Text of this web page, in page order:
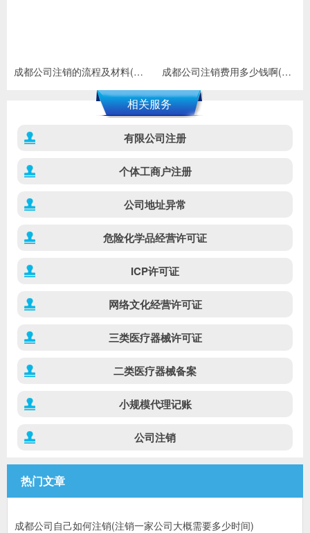
成都公司注销的流程及材料(公司注销去哪里办) 成都公司注销费用多少钱啊(公司注销代办一般多少钱)
相关服务
有限公司注册
个体工商户注册
公司地址异常
危险化学品经营许可证
ICP许可证
网络文化经营许可证
三类医疗器械许可证
二类医疗器械备案
小规模代理记账
公司注销
热门文章
成都公司自己如何注销(注销一家公司大概需要多少时间)